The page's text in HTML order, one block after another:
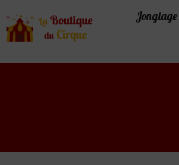
Jonglage